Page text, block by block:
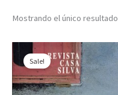
Mostrando el único resultado
Sale!